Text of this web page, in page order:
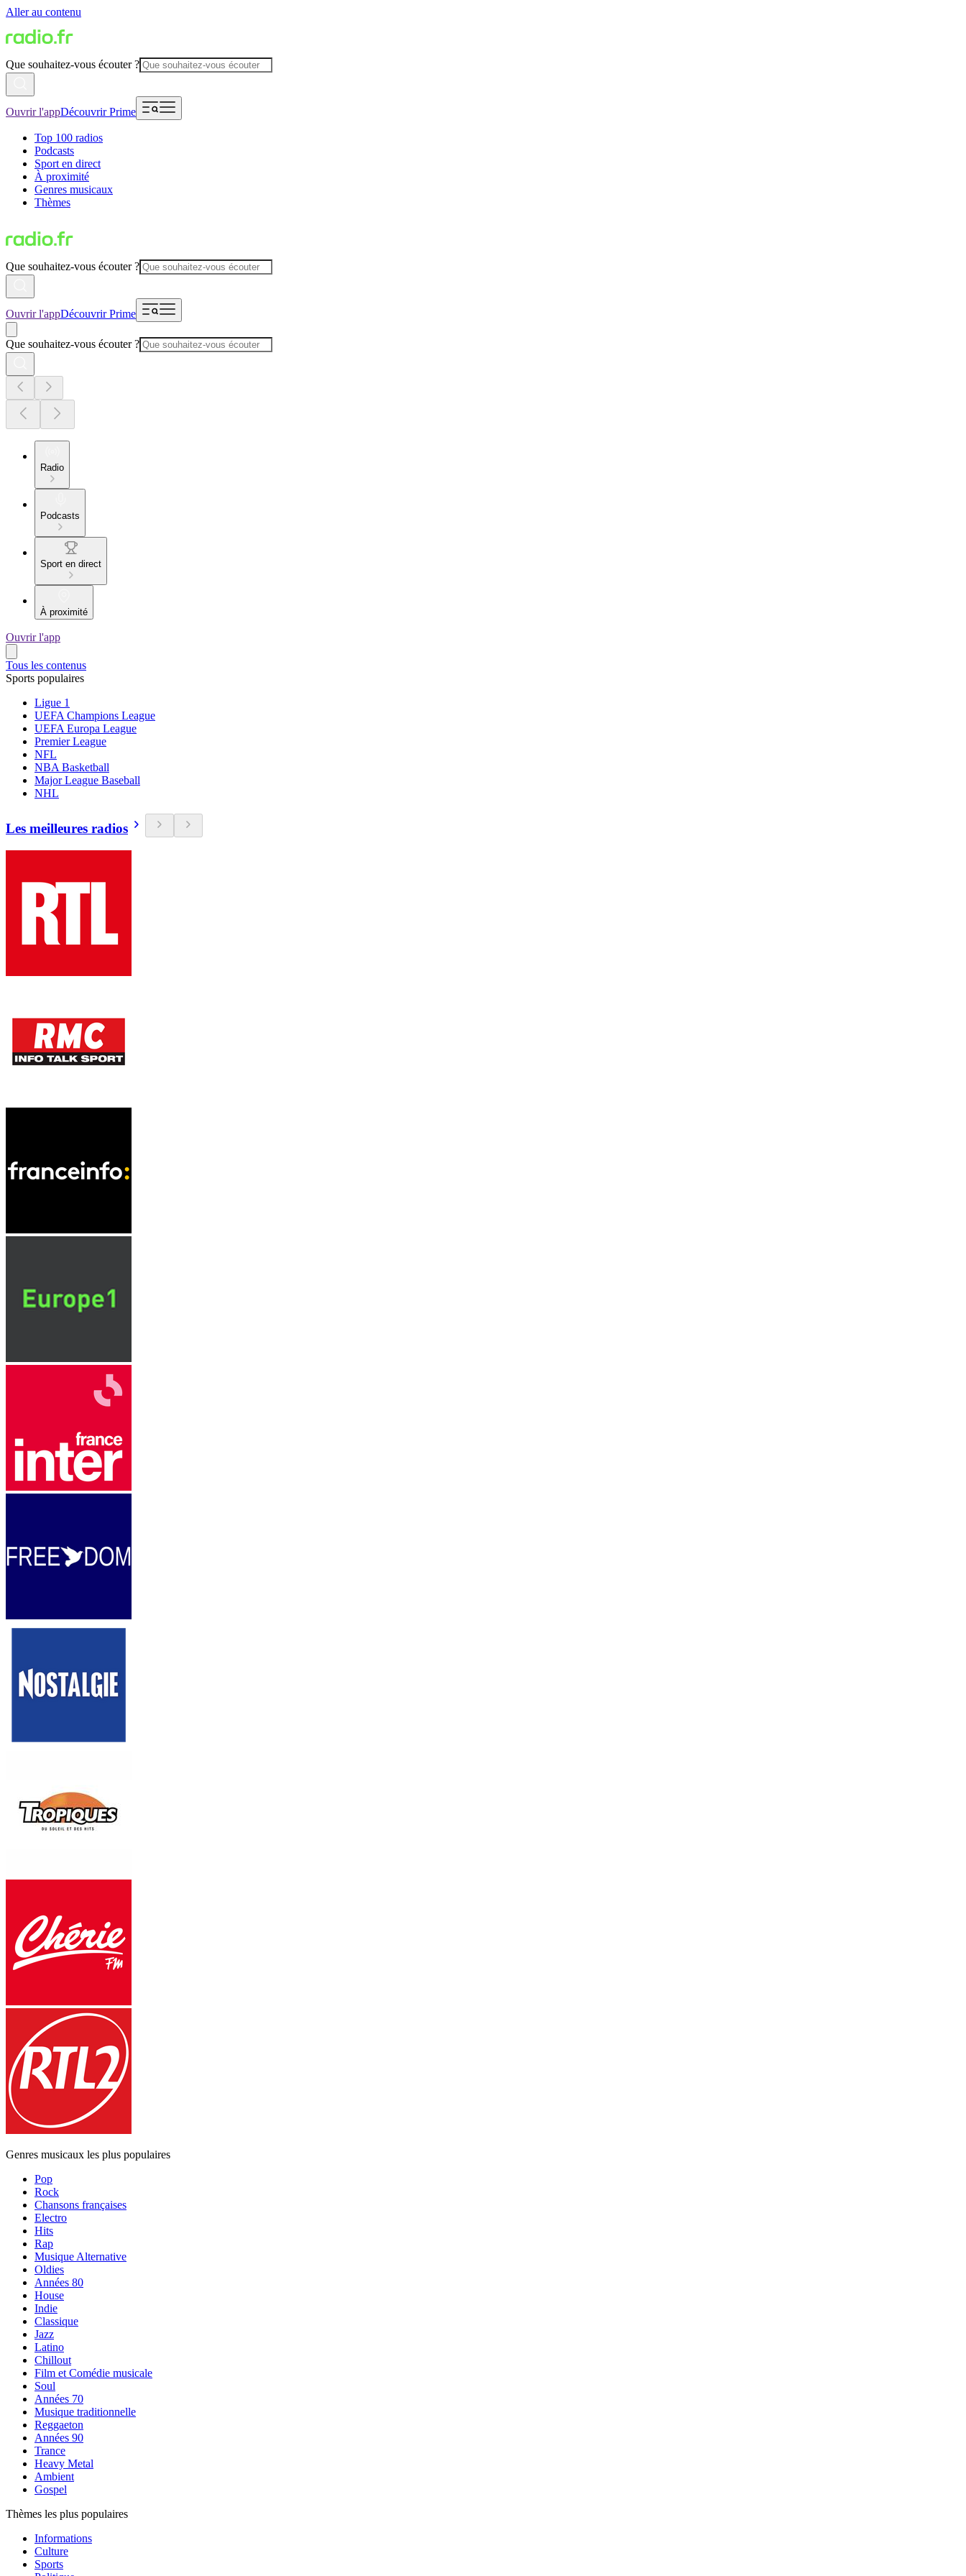
Aller au contenu
Que souhaitez-vous écouter ?
Ouvrir l'appDécouvrir Prime
Top 100 radios
Podcasts
Sport en direct
À proximité
Genres musicaux
Thèmes
Que souhaitez-vous écouter ?
Ouvrir l'appDécouvrir Prime
Que souhaitez-vous écouter ?
Radio
Podcasts
Sport en direct
À proximité
Ouvrir l'app
Tous les contenus
Sports populaires
Ligue 1
UEFA Champions League
UEFA Europa League
Premier League
NFL
NBA Basketball
Major League Baseball
NHL
Les meilleures radios
Genres musicaux les plus populaires
Pop
Rock
Chansons françaises
Electro
Hits
Rap
Musique Alternative
Oldies
Années 80
House
Indie
Classique
Jazz
Latino
Chillout
Film et Comédie musicale
Soul
Années 70
Musique traditionnelle
Reggaeton
Années 90
Trance
Heavy Metal
Ambient
Gospel
Thèmes les plus populaires
Informations
Culture
Sports